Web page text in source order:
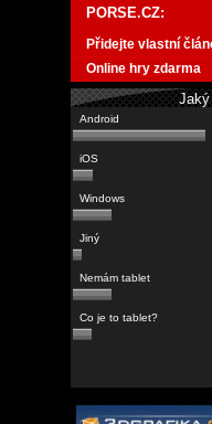
PORSE.CZ:
Přidejte vlastní
Online hry zdarma